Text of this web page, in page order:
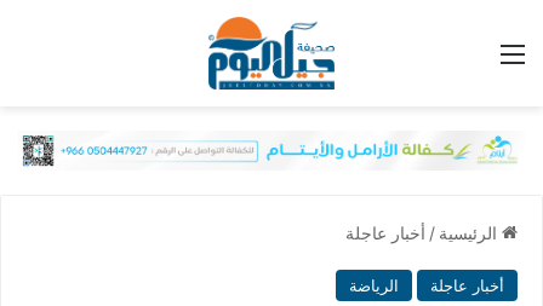
الرئيسية / أخبار عاجلة
أخبار عاجلة الرياضة